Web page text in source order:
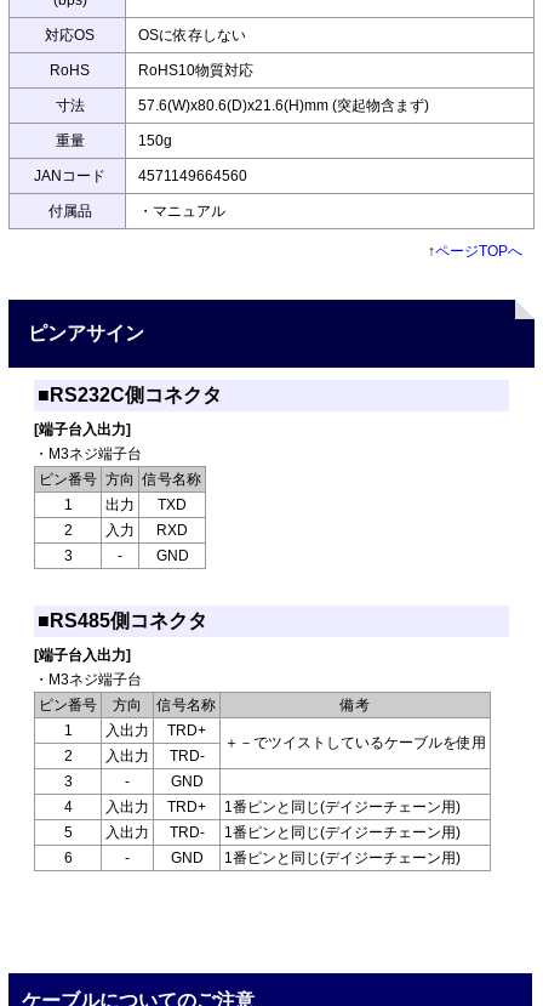
対応OS OSに依存しない
RoHS RoHS10物質対応
寸法 57.6(W)x80.6(D)x21.6(H)mm (突起物含まず)
重量 150g
JANコード 4571149664560
付属品 ・マニュアル
↑ページTOPへ
ピンアサイン
■RS232C側コネクタ
[端子台入出力]
・M3ネジ端子台
ピン番号 方向
信号名称
1
出力
TXD
2
入力
RXD
3
- GND
■RS485側コネクタ
[端子台入出力]
・M3ネジ端子台
ピン番号
方向 信号名称
備考
1
入出力 TRD+
＋－でツイストしているケーブルを使用
2 入出力
TRD-
3
-
GND
4
入出力 TRD+
1番ピンと同じ(デイジーチェーン用)
5
入出力 TRD-
1番ピンと同じ(デイジーチェーン用)
6
- GND 1番ピンと同じ(デイジーチェーン用)
ケーブルについてのご注意